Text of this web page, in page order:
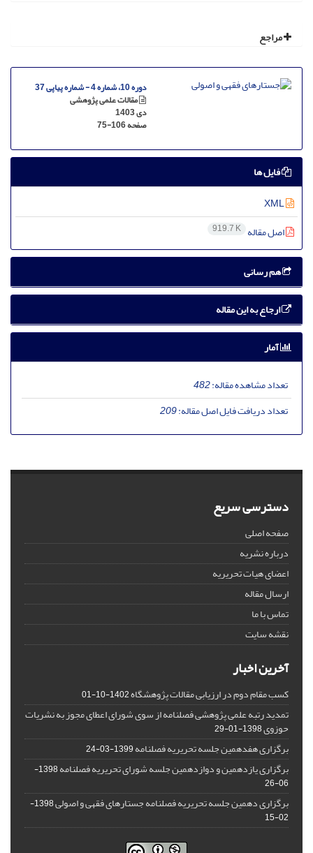
مراجع
دوره 10، شماره 4 - شماره پیاپی 37
مقالات علمی پژوهشی
دی 1403
صفحه75-106
فایل ها
اصل مقاله 919.7 K
هم رسانی
ارجاع به این مقاله
آمار
تعداد مشاهده مقاله:482
تعداد دریافت فایل اصل مقاله:209
دسترسی سریع
صفحه اصلی
درباره نشریه
اعضای هیات تحریریه
ارسال مقاله
تماس با ما
نقشه سایت
آخرین اخبار
کسب مقام دوم در ارزیابی مقالات پژوهشگاه1402-10-01
تمدید رتبه علمی پژوهشی فصلنامه از سوی شورای اعطای مجوز به نشریات
حوزوی1398-01-29
برگزاری هفدهمین جلسه تحریریه فصلنامه1399-03-24
برگزاری یازدهمین و دوازدهمین جلسه شورای تحریریه فصلنامه
1398-
06-26
برگزاری دهمین جلسه تحریریه فصلنامه جستارهای فقهی و اصولی
1398-
02-15